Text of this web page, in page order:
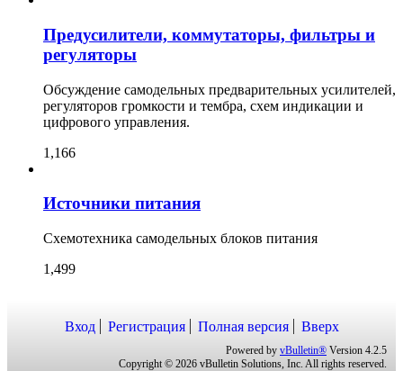
Предусилители, коммутаторы, фильтры и
регуляторы
Обсуждение самодельных предварительных усилителей,
регуляторов громкости и тембра, схем индикации и
цифрового управления.
1,166
Источники питания
Схемотехника самодельных блоков питания
1,499
Вход Регистрация Полная версия Вверх
Powered by vBulletin®Version 4.2.5